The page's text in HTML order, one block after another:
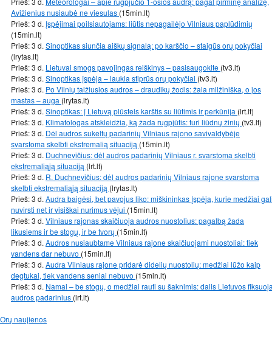
Avižienius nusiaubė ne viesulas (15min.lt)
Prieš: 3 d. Įspėjimai poilsiautojams: liūtis nepagailėjo Vilniaus paplūdimių
(15min.lt)
Prieš: 3 d. Sinoptikas siunčia aiškų signalą: po karščio – staigūs orų pokyčiai
(lrytas.lt)
Prieš: 3 d. Lietuvai smogs pavojingas reiškinys – pasisaugokite (tv3.lt)
Prieš: 3 d. Sinoptikas įspėja – laukia stiprūs orų pokyčiai (tv3.lt)
Prieš: 3 d. Po Vilnių talžiusios audros – draudikų žodis: žala milžiniška, o jos
mastas – auga (lrytas.lt)
Prieš: 3 d. Sinoptikas: į Lietuvą plūstels karštis su liūtimis ir perkūnija (lrt.lt)
Prieš: 3 d. Klimatologas atskleidžia, ką žada rugpjūtis: turi liūdnų žinių (tv3.lt)
Prieš: 3 d. Dėl audros sukeltų padarinių Vilniaus rajono savivaldybėje
svarstoma skelbti ekstremalią situaciją (15min.lt)
Prieš: 3 d. Duchnevičius: dėl audros padarinių Vilniaus r. svarstoma skelbti
ekstremaliąją situaciją (lrt.lt)
Prieš: 3 d. R. Duchnevičius: dėl audros padarinių Vilniaus rajone svarstoma
skelbti ekstremaliąją situaciją (lrytas.lt)
Prieš: 3 d. Audra baigėsi, bet pavojus liko: miškininkas įspėja, kurie medžiai
nuvirsti net ir visiškai nurimus vėjui (15min.lt)
Prieš: 3 d. Vilniaus rajonas skaičiuoja audros nuostolius: pagalbą žada
likusiems ir be stogų, ir be tvorų (15min.lt)
Prieš: 3 d. Audros nusiaubtame Vilniaus rajone skaičiuojami nuostoliai: tiek
vandens dar nebuvo (15min.lt)
Prieš: 3 d. Audra Vilniaus rajone pridarė didelių nuostolių: medžiai lūžo kaip
degtukai, tiek vandens seniai nebuvo (15min.lt)
Prieš: 3 d. Namai – be stogų, o medžiai rauti su šaknimis: dalis Lietuvos
audros padarinius (lrt.lt)
Orų naujienos